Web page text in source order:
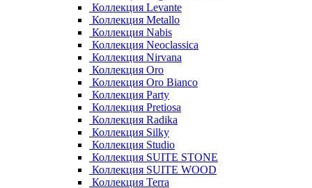
Коллекция Levante
Коллекция Metallo
Коллекция Nabis
Коллекция Neoclassica
Коллекция Nirvana
Коллекция Oro
Коллекция Oro Bianco
Коллекция Party
Коллекция Pretiosa
Коллекция Radika
Коллекция Silky
Коллекция Studio
Коллекция SUITE STONE
Коллекция SUITE WOOD
Коллекция Terra